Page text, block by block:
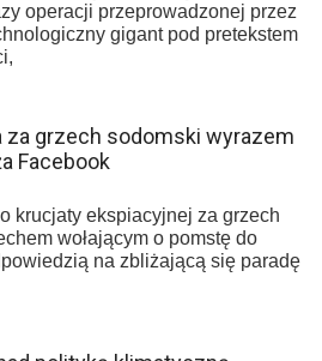
operacji przeprowadzonej przez
gigant pod pretekstem
za grzech sodomski wyrazem
Facebook
krucjaty ekspiacyjnej za grzech
wołającym o pomstę do
na zbliżającą się paradę